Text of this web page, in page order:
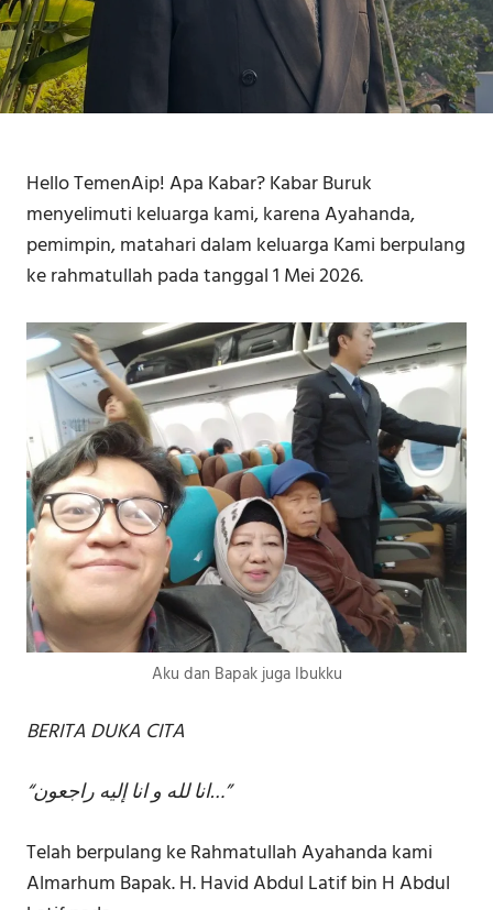
Hello TemenAip! Apa Kabar? Kabar Buruk
menyelimuti keluarga kami, karena Ayahanda,
pemimpin, matahari dalam keluarga Kami berpulang
ke rahmatullah pada tanggal 1 Mei 2026.
Aku dan Bapak juga Ibukku
BERITA DUKA CITA
“انا لله و انا إليه راجعون…”
Telah berpulang ke Rahmatullah Ayahanda kami
Almarhum Bapak. H. Havid Abdul Latif bin H Abdul